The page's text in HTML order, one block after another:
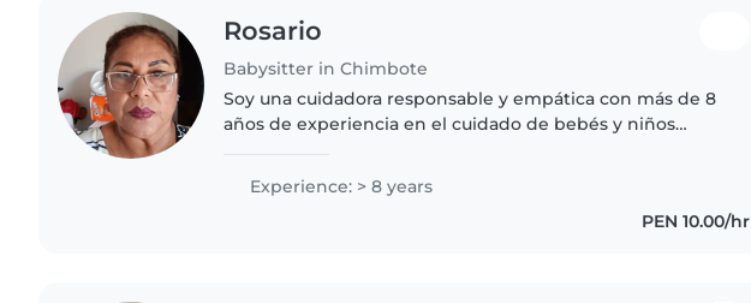
Rosario
Babysitter in Chimbote
Soy una cuidadora responsable y empática con más de 8
años de experiencia en el cuidado de bebés y niños
Experience: > 8 years
PEN 10.00/hr